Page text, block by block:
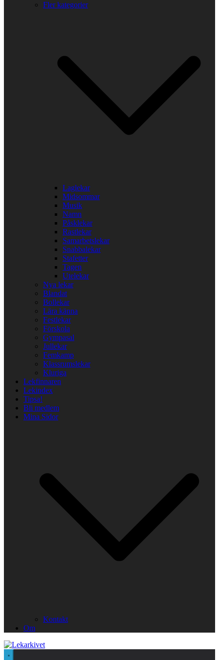
Fler kategorier
Laglekar
Midsommar
Musik
Namn
Påsklekar
Rastlekar
Samarbetslekar
Snabbalekar
Stafetter
Tagen
Utelekar
Nya lekar
Blandat
Bollekar
Lära känna
Festlekar
Förskola
Gympasal
Jullekar
Femkamp
Klassrumslekar
Kluriga
Lekfinnaren
Lekindex
Tipsa!
Bli medlem
Mina Sidor
Kontakt
Om